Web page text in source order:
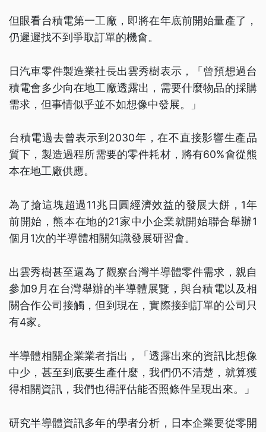
但眼看台積電第一工廠，即將在年底前開始量產了，
仍遲遲找不到爭取訂單的機會。
日汽車零件製造業社長出雲秀樹表示，「曾預想過台
積電會多少向在地工廠透露出，需要什麼物品的採購
需求，但事情似乎並不如想像中發展。」
台積電過去曾表示到2030年，在不直接影響生產品
質下，製造過程所需要的零件耗材，將有60%會從熊
本在地工廠供應。
為了搶這塊超過11兆日圓經濟效益的發展大餅，1年
前開始，熊本在地的21家中小企業就開始聯合舉辦1
個月1次的半導體相關知識發展研習會。
出雲秀樹甚至還為了觀察台灣半導體零件需求，親自
參加9月在台灣舉辦的半導體展覽，與台積電以及相
關合作公司接觸，但到現在，實際接到訂單的公司只
有4家。
半導體相關企業業者指出，「透露出來的資訊比想像
中少，甚至到底要生產什麼，我們仍不清楚，就算獲
得相關資訊，我們也得評估能否照條件呈現出來。」
研究半導體資訊多年的學者分析，日本企業要從零開